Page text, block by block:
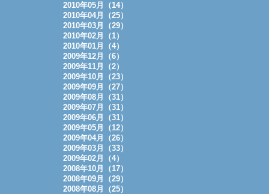
2010年05月（14）
2010年04月（25）
2010年03月（29）
2010年02月（1）
2010年01月（4）
2009年12月（6）
2009年11月（2）
2009年10月（23）
2009年09月（27）
2009年08月（31）
2009年07月（31）
2009年06月（31）
2009年05月（12）
2009年04月（26）
2009年03月（33）
2009年02月（4）
2008年10月（17）
2008年09月（29）
2008年08月（25）